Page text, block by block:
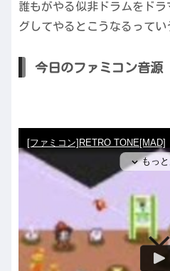
誰もがやる似非ドラムをド
グしてやるとこうなるって
今日のファミコン音源